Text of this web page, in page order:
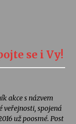
se i Vy!
akce s názvem
veřejnosti, spojená
už poosmé. Post